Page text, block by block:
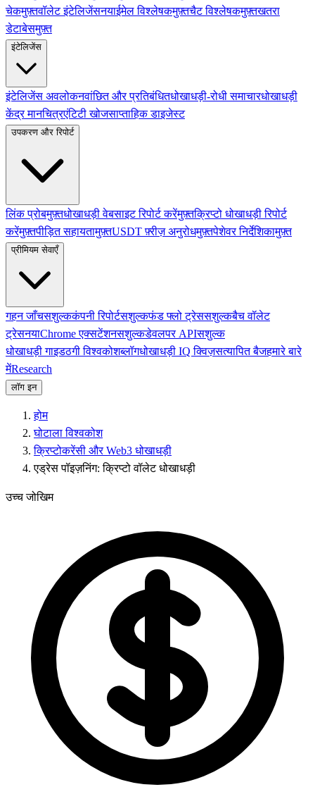
चेकमुफ़्तवॉलेट इंटेलिजेंसनयाईमेल विश्लेषकमुफ़्तचैट विश्लेषकमुफ़्तखतरा
डेटाबेसमुफ़्त
इंटेलिजेंस
इंटेलिजेंस अवलोकनवांछित और प्रतिबंधितधोखाधड़ी-रोधी समाचारधोखाधड़ी
केंद्र मानचित्रएंटिटी खोजसाप्ताहिक डाइजेस्ट
उपकरण और रिपोर्ट
लिंक प्रोबमुफ़्तधोखाधड़ी वेबसाइट रिपोर्ट करेंमुफ़्तक्रिप्टो धोखाधड़ी रिपोर्ट
करेंमुफ़्तपीड़ित सहायतामुफ़्तUSDT फ़्रीज़ अनुरोधमुफ़्तपेशेवर निर्देशिकामुफ़्त
प्रीमियम सेवाएँ
गहन जाँचसशुल्ककंपनी रिपोर्टसशुल्कफंड फ्लो ट्रेससशुल्कबैच वॉलेट
ट्रेसनयाChrome एक्सटेंशनसशुल्कडेवलपर APIसशुल्क
धोखाधड़ी गाइडठगी विश्वकोशब्लॉगधोखाधड़ी IQ क्विज़सत्यापित बैजहमारे बारे
मेंResearch
लॉग इन
होम
घोटाला विश्वकोश
क्रिप्टोकरेंसी और Web3 धोखाधड़ी
एड्रेस पॉइज़निंग: क्रिप्टो वॉलेट धोखाधड़ी
उच्च जोखिम